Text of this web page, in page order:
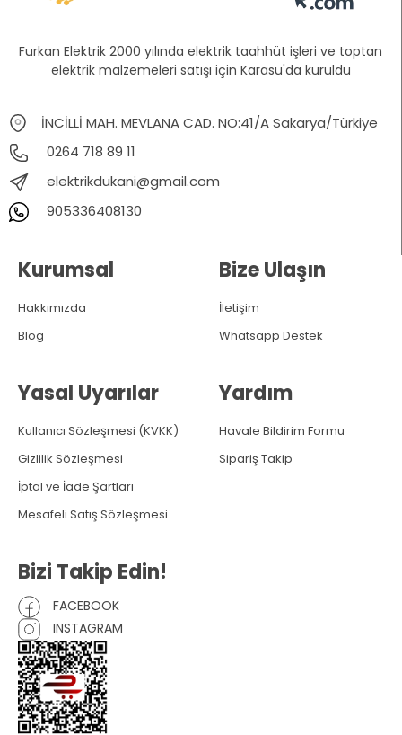
Furkan Elektrik 2000 yılında elektrik taahhüt işleri ve toptan
elektrik malzemeleri satışı için Karasu'da kuruldu
İNCİLLİ MAH. MEVLANA CAD. NO:41/A Sakarya/Türkiye
0264 718 89 11
elektrikdukani@gmail.com
905336408130
Kurumsal
Hakkımızda
Blog
Yasal Uyarılar
Kullanıcı Sözleşmesi (KVKK)
Gizlilik Sözleşmesi
İptal ve İade Şartları
Mesafeli Satış Sözleşmesi
Bize Ulaşın
İletişim
Whatsapp Destek
Yardım
Havale Bildirim Formu
Sipariş Takip
Bizi Takip Edin!
FACEBOOK
INSTAGRAM